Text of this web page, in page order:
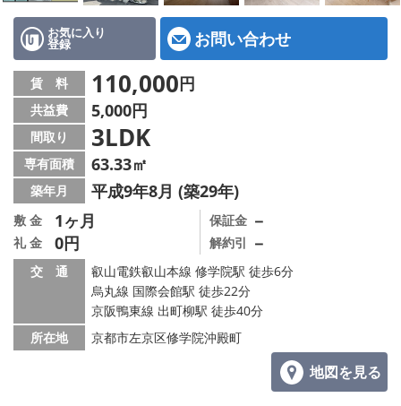
IT重説について
スタッフ紹介
賃貸管理の北白川店
店舗情報·アクセス
会社概要
メールでお問い合わせ
お気に入り
登録 お問い合わせ
賃 料 110,000円
共益費 5,000円
間取り 3LDK
専有面積 63.33㎡
築年月 平成9年8月 (築29年)
敷 金 1ヶ月
礼 金 0円
保証金 －
解約引 －
交 通
叡山電鉄叡山本線 修学院駅 徒歩6分
烏丸線 国際会館駅 徒歩22分
京阪鴨東線 出町柳駅 徒歩40分
所在地
京都市左京区修学院沖殿町
地図を見る